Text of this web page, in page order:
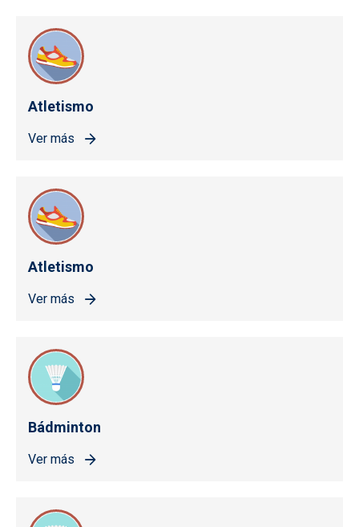
Atletismo
Ver más
Atletismo
Ver más
Bádminton
Ver más